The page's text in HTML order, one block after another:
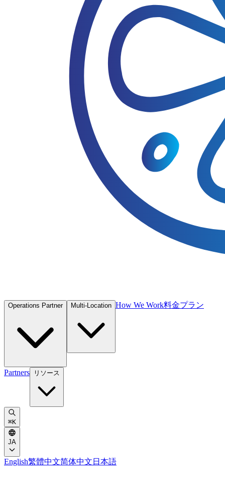
Operations Partner Multi-Location How We Work料金プラン
Partners リソース
⌘K
JA
English繁體中文简体中文 日本語